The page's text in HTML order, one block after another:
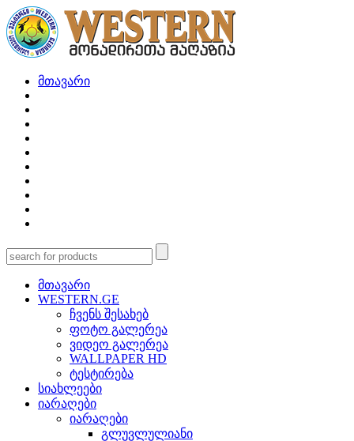
მთავარი
მთავარი
WESTERN.GE
ჩვენს შესახებ
ფოტო გალერეა
ვიდეო გალერეა
WALLPAPER HD
ტესტირება
სიახლეები
იარაღები
იარაღები
გლუვლულიანი